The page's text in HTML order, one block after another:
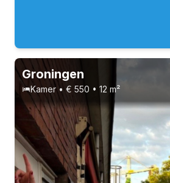
Groningen
Kamer • € 550 • 12 m²